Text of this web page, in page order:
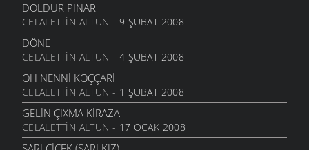
DOLDUR PINAR
CELALETTIN ALTUN - 9 ŞUBAT 2008
DÖNE
CELALETTIN ALTUN - 4 ŞUBAT 2008
OH NENNI KOÇÇARI
CELALETTIN ALTUN - 1 ŞUBAT 2008
GELIN ÇIXMA KIRAZA
CELALETTIN ALTUN - 17 OCAK 2008